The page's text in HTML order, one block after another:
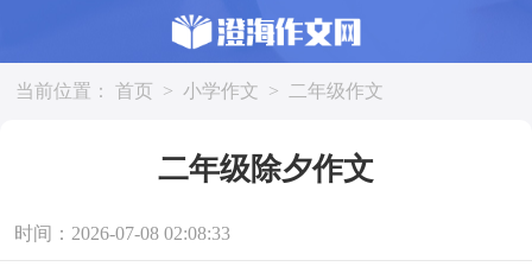
当前位置： 首页 > 小学作文 > 二年级作文
二年级除夕作文
时间：2026-07-08 02:08:33